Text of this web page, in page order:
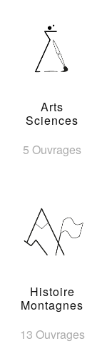
Arts
Sciences
5 Ouvrages
Histoire
Montagnes
13 Ouvrages